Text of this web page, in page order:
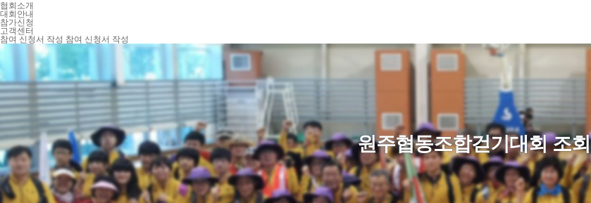
협회소개
대회안내
참가신청
고객센터
참여 신청서 작성 참여 신청서 작성
원주협동조합걷기대회 조회